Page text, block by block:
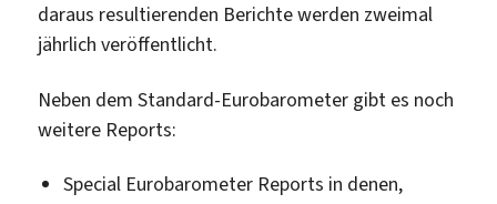
daraus resultierenden Berichte werden zweimal
jährlich veröffentlicht.
Neben dem Standard-Eurobarometer gibt es noch
weitere Reports:
Special Eurobarometer Reports in denen,